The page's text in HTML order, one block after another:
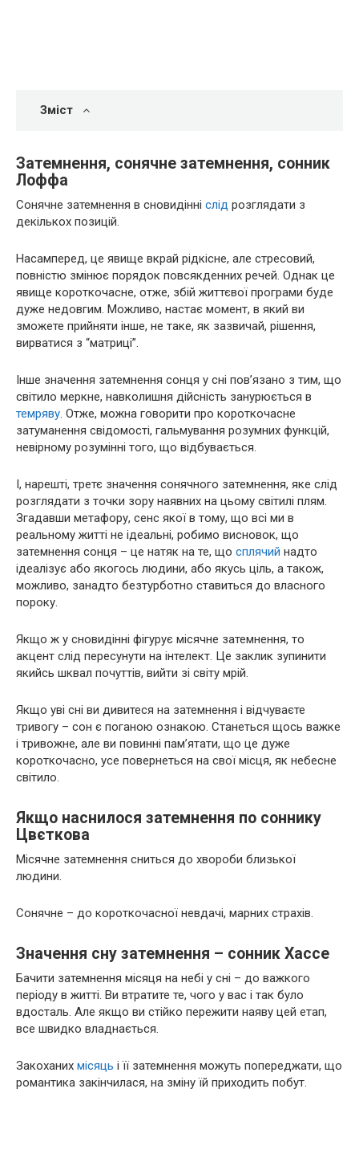
Зміст
Затемнення, сонячне затемнення, сонник
Лоффа
Сонячне затемнення в сновидінні слід розглядати з
декількох позицій.
Насамперед, це явище вкрай рідкісне, але стресовий,
повністю змінює порядок повсякденних речей. Однак це
явище короткочасне, отже, збій життєвої програми буде
дуже недовгим. Можливо, настає момент, в який ви
зможете прийняти інше, не таке, як зазвичай, рішення,
вирватися з “матриці”.
Інше значення затемнення сонця у сні пов’язано з тим, що
світило меркне, навколишня дійсність занурюється в
темряву. Отже, можна говорити про короткочасне
затуманення свідомості, гальмування розумних функцій,
невірному розумінні того, що відбувається.
І, нарешті, третє значення сонячного затемнення, яке слід
розглядати з точки зору наявних на цьому світилі плям.
Згадавши метафору, сенс якої в тому, що всі ми в
реальному житті не ідеальні, робимо висновок, що
затемнення сонця – це натяк на те, що сплячий надто
ідеалізує або якогось людини, або якусь ціль, а також,
можливо, занадто безтурботно ставиться до власного
пороку.
Якщо ж у сновидінні фігурує місячне затемнення, то
акцент слід пересунути на інтелект. Це заклик зупинити
якийсь шквал почуттів, вийти зі світу мрій.
Якщо уві сні ви дивитеся на затемнення і відчуваєте
тривогу – сон є поганою ознакою. Станеться щось важке
і тривожне, але ви повинні пам’ятати, що це дуже
короткочасно, усе повернеться на свої місця, як небесне
світило.
Якщо наснилося затемнення по соннику
Цвєткова
Місячне затемнення сниться до хвороби близької
людини.
Сонячне – до короткочасної невдачі, марних страхів.
Значення сну затемнення – сонник Хассе
Бачити затемнення місяця на небі у сні – до важкого
періоду в житті. Ви втратите те, чого у вас і так було
вдосталь. Але якщо ви стійко пережити наяву цей етап,
все швидко владнається.
Закоханих місяць і її затемнення можуть попереджати, що
романтика закінчилася, на зміну їй приходить побут.